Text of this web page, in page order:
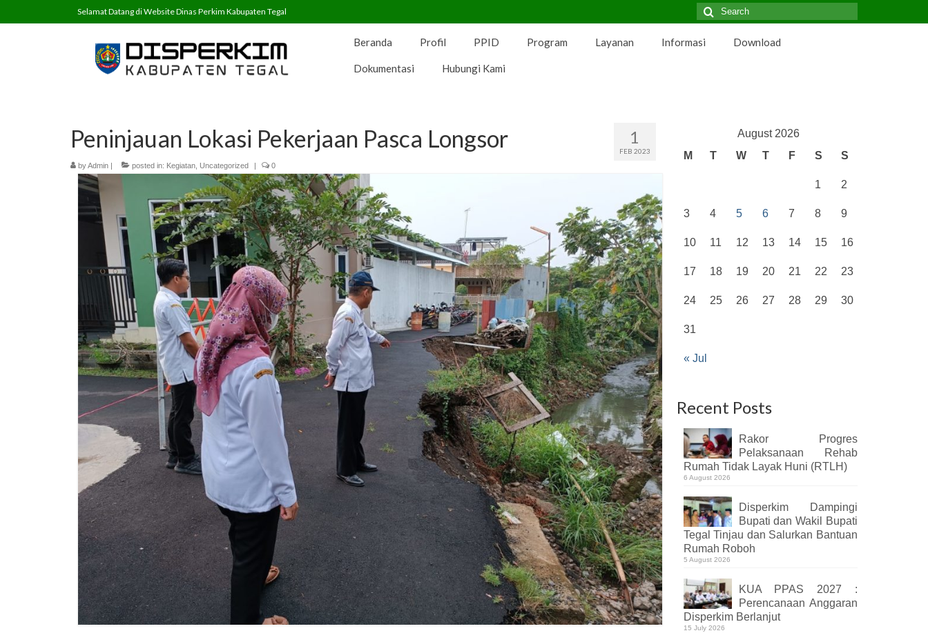
Selamat Datang di Website Dinas Perkim Kabupaten Tegal
Search
for:
Beranda Profil PPID Program Layanan Informasi Download
Dokumentasi Hubungi Kami
1
FEB 2023
Peninjauan Lokasi Pekerjaan Pasca Longsor
byAdmin | posted in: Kegiatan Uncategorized | 0
August 2026
M
T W T F S S
« Jul
1 2
3 4 5 6 7 8 9
10 11 12 13 14 15 16
17 18 19 20 21 22 23
24 25 26 27 28 29 30
31
Recent Posts
Rakor Progres
Pelaksanaan Rehab
Rumah Tidak Layak Huni (RTLH)
6 August 2026
Disperkim Dampingi
Bupati dan Wakil Bupati
Tegal Tinjau dan Salurkan Bantuan
Rumah Roboh
5 August 2026
KUA PPAS 2027 :
Perencanaan Anggaran
Disperkim Berlanjut
15 July 2026